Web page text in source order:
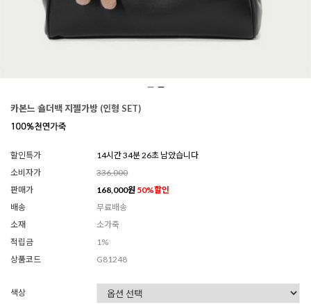
카본느 숄더백 지젤가방 (인형 SET)
할인특가
14시간 34분 24초 남았습니다
소비자가
336,000
판매가
168,000원 50%할인
배송
무료배송
소재
소가죽
적립금
1%
상품코드
G81248
색상